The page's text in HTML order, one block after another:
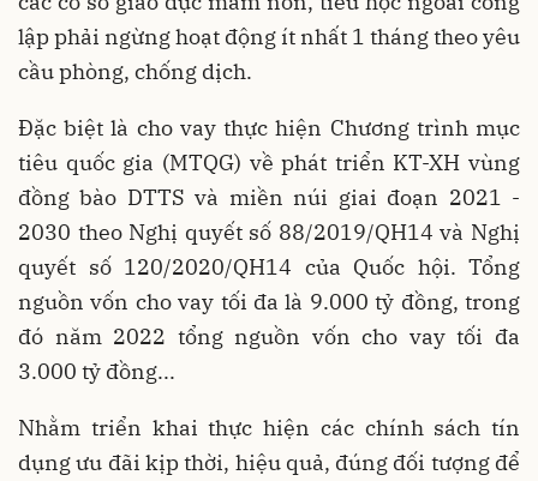
lập phải ngừng hoạt động ít nhất 1 tháng theo yêu
cầu phòng, chống dịch.
Đặc biệt là cho vay thực hiện Chương trình mục
tiêu quốc gia (MTQG) về phát triển KT-XH vùng
đồng bào DTTS và miền núi giai đoạn 2021 -
2030 theo Nghị quyết số 88/2019/QH14 và Nghị
quyết số 120/2020/QH14 của Quốc hội. Tổng
nguồn vốn cho vay tối đa là 9.000 tỷ đồng, trong
đó năm 2022 tổng nguồn vốn cho vay tối đa
3.000 tỷ đồng...
Nhằm triển khai thực hiện các chính sách tín
dụng ưu đãi kịp thời, hiệu quả, đúng đối tượng để